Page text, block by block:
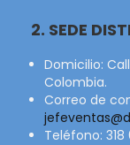
2. SEDE
Domicilio:
Colombia.
Correo de
Teléfono: